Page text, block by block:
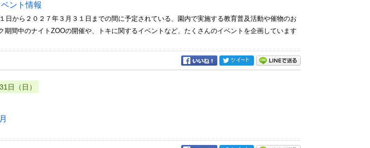
ント情報
日から２０２７年３月３１日までの間に予定されている、園内で実施する教育普及活動や催物のお
期間中のナイトZOOの開催や、トキに関するイベントなど、たくさんのイベントを企画しています
日（日）